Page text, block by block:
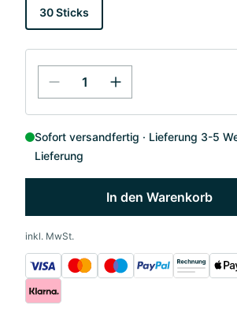
30 Sticks
Sofort versandfertig Lieferung 3-5
Lieferung
In den Warenkorb
inkl. MwSt.